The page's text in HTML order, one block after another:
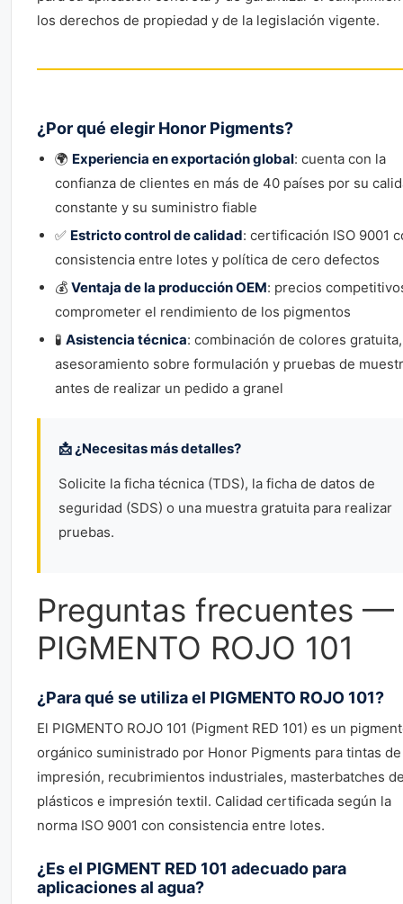
los derechos de propiedad y de la legislación vigente.
¿Por qué elegir Honor Pigments?
🌍 Experiencia en exportación global: cuenta con la
confianza de clientes en más de 40 países por su
constante y su suministro fiable
✅ Estricto control de calidad: certificación ISO 9001
consistencia entre lotes y política de cero defectos
💰 Ventaja de la producción OEM: precios
comprometer el rendimiento de los pigmentos
🧪 Asistencia técnica: combinación de colores gratuita,
asesoramiento sobre formulación y pruebas de
antes de realizar un pedido a granel
📩 ¿Necesitas más detalles?
Solicite la ficha técnica (TDS), la ficha de datos de
seguridad (SDS) o una muestra gratuita para realizar
pruebas.
Preguntas frecuentes —
PIGMENTO ROJO 101
¿Para qué se utiliza el PIGMENTO ROJO 101?
El PIGMENTO ROJO 101 (Pigment RED 101) es un
orgánico suministrado por Honor Pigments para tintas de
impresión, recubrimientos industriales, masterbatches
plásticos e impresión textil. Calidad certificada según la
norma ISO 9001 con consistencia entre lotes.
¿Es el PIGMENT RED 101 adecuado para
aplicaciones al agua?